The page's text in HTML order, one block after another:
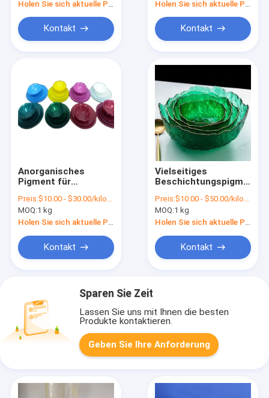
Kontakt Kontakt
Anorganisches
Pigment für
für Haus- und
Architekturanwendungen
Preis:$10.00 - $30.00/kilograms
MOQ:1 kg
Kontakt
Vielseitiges
Glas CAS-Nr. 65997-
18-4 / 68187-49-5
Preis:$10.00 - $50.00/kilograms
MOQ:1 kg
Kontakt
Sparen Sie Zeit
Lassen Sie uns mit Ihnen die besten
Produkte kontaktieren.
Geben Sie Ihre Anforderung